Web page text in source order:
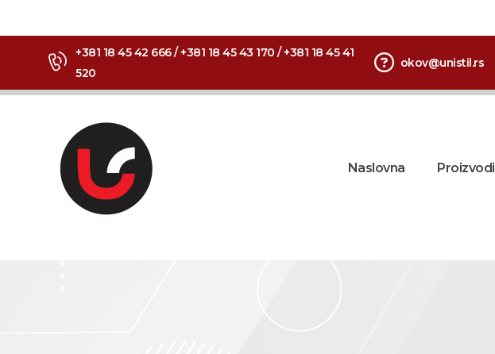
+381 18 45 42 666 / +381 18 45 43 170 / +381 18 45 41
520
okov@unistil.rs
Naslovna Proizvodi